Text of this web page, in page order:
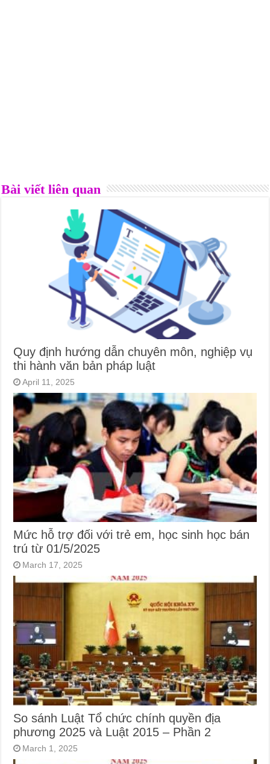
Bài viết liên quan
Quy định hướng dẫn chuyên môn, nghiệp vụ
thi hành văn bản pháp luật
April 11, 2025
Mức hỗ trợ đối với trẻ em, học sinh học bán
trú từ 01/5/2025
March 17, 2025
So sánh Luật Tổ chức chính quyền địa
phương 2025 và Luật 2015 – Phần 2
March 1, 2025